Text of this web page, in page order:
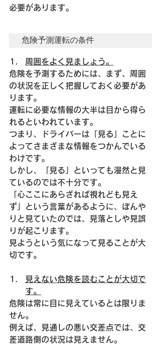
必要があります。
危険予測運転の条件
周囲をよく見ましょう。
危険を予測するためには、まず、周囲
の状況を正しく把握しておく必要があ
ります。
運転に必要な情報の大半は目から得ら
れるといわれています。
つまり、ドライバーは「見る」ことに
よってさまざまな情報をつかんでいる
わけです。
しかし、「見る」といっても漫然と見
ているのでは不十分です。
「心ここにあらざれば視れども見え
ず」という言葉があるように、ぼんや
りと見ていたのでは、見落としや見誤
りが起こります。
見ようという気になって見ることが大
切です。
見えない危険を読むことが大切で
す。
危険は常に目に見えているとは限りま
せん。
例えば、見通しの悪い交差点では、交
差道路側の状況は見えません。